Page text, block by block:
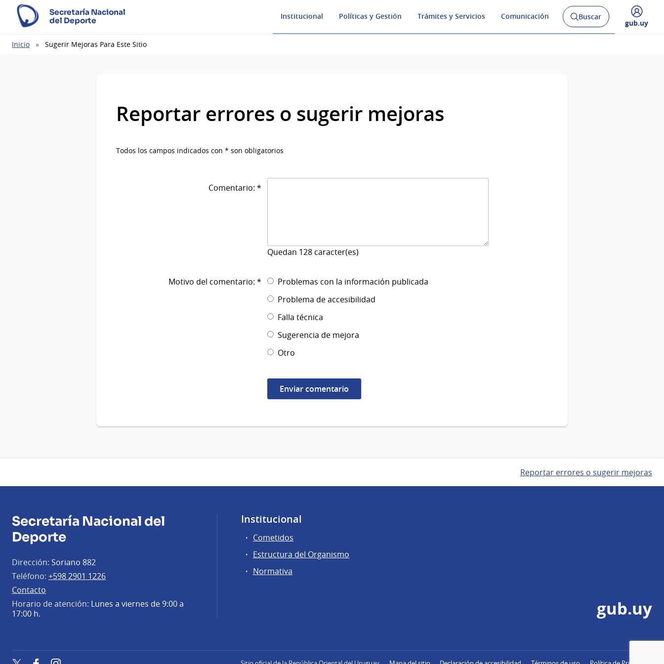
Secretaría Nacional
del Deporte
Institucional Políticas y Gestión Trámites y Servicios Comunicación
Abrir
buscador
Buscar
Desplegar
gub.uy
Ruta
Inicio Sugerir Mejoras Para Este Sitio
Reportar errores o sugerir mejoras
Todos los campos indicados con * son obligatorios
Comentario: *
Quedan 128 caracter(es)
Motivo del comentario: *
Problemas con la información publicada
Problema de accesibilidad
Falla técnica
Sugerencia de mejora
Otro
Reportar errores o sugerir mejoras
Secretaría Nacional del
Deporte
Dirección: Soriano 882
Teléfono: +598 2901 1226
Contacto
Horario de atención: Lunes a viernes de 9:00 a
17:00 h.
Institucional
Cometidos
Estructura del Organismo
Normativa
gub.uy